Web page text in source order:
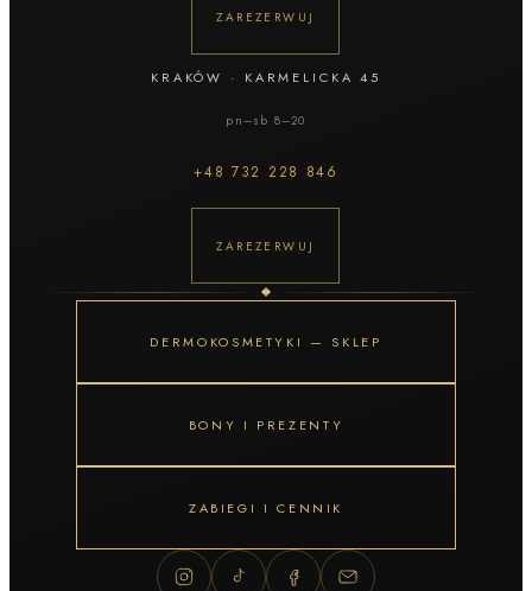
ZAREZERWUJ
KRAKÓW · KARMELICKA 45
pn–sb 8–20
+48732 228 846
ZAREZERWUJ
DERMOKOSMETYKI — SKLEP
BONY I PREZENTY
ZABIEGI I CENNIK